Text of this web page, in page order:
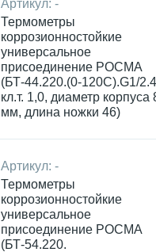
Артикул: -
Термометры
коррозионностойкие
универсальное
присоединение РОСМА
(БТ-44.220.(0-120С).G1/
кл.т. 1,0, диаметр корпуса
мм, длина ножки 46)
Артикул: -
Термометры
коррозионностойкие
универсальное
присоединение РОСМА
(БТ-54.220.